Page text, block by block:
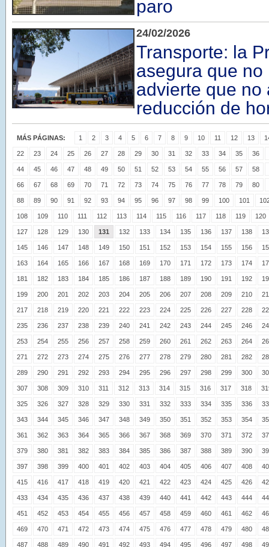
paro
24/02/2026
Transporte: la
asegura que
advierte que no
reducción de
MÁS PÁGINAS: 1 2 3 4 5 6 7 8 9 10 11 12 13
22 23 24 25 26 27 28 29 30 31 32 33 34 35 36
44 45 46 47 48 49 50 51 52 53 54 55 56 57 58
66 67 68 69 70 71 72 73 74 75 76 77 78 79 80
88 89 90 91 92 93 94 95 96 97 98 99 100 101
108 109 110 111 112 113 114 115 116 117 118 119 120
127 128 129 130 131 132 133 134 135 136 137 138
145 146 147 148 149 150 151 152 153 154 155 156
163 164 165 166 167 168 169 170 171 172 173 174
181 182 183 184 185 186 187 188 189 190 191 192
199 200 201 202 203 204 205 206 207 208 209 210
217 218 219 220 221 222 223 224 225 226 227 228
235 236 237 238 239 240 241 242 243 244 245 246
253 254 255 256 257 258 259 260 261 262 263 264
271 272 273 274 275 276 277 278 279 280 281 282
289 290 291 292 293 294 295 296 297 298 299 300
307 308 309 310 311 312 313 314 315 316 317 318
325 326 327 328 329 330 331 332 333 334 335 336
343 344 345 346 347 348 349 350 351 352 353 354
361 362 363 364 365 366 367 368 369 370 371 372
379 380 381 382 383 384 385 386 387 388 389 390
397 398 399 400 401 402 403 404 405 406 407 408
415 416 417 418 419 420 421 422 423 424 425 426
433 434 435 436 437 438 439 440 441 442 443 444
451 452 453 454 455 456 457 458 459 460 461 462
469 470 471 472 473 474 475 476 477 478 479 480
487 488 489 490 491 492 493 494 495 496 497 498